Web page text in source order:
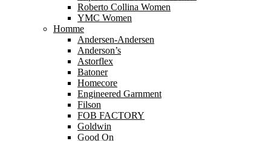
Roberto Collina Women
YMC Women
Homme
Andersen-Andersen
Anderson’s
Astorflex
Batoner
Homecore
Engineered Garnment
Filson
FOB FACTORY
Goldwin
Good On